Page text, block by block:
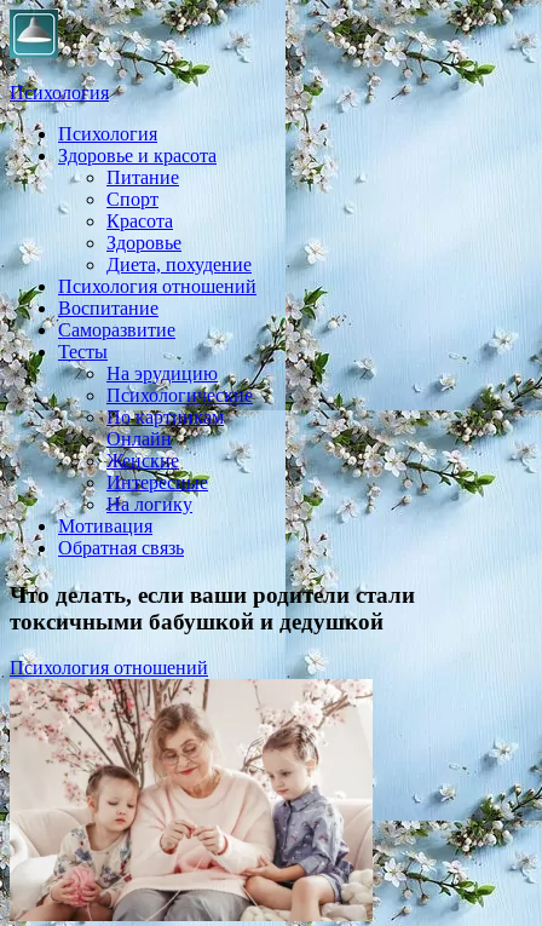
Психология
Практическая психология, личностный рост, экология,
здоровье, воспитание,
Психология
Здоровье и красота
Питание
Спорт
Красота
Здоровье
Диета, похудение
Психология отношений
Воспитание
Саморазвитие
Тесты
На эрудицию
Психологические
По картинкам
Онлайн
Женские
Интересные
На логику
Мотивация
Обратная связь
Что делать, если ваши родители стали
токсичными бабушкой и дедушкой
Психология отношений